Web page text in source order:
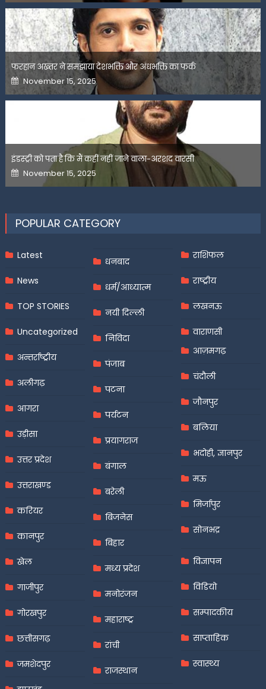
फरहान अख्तर ने समझाया देशभक्ति और अंधभक्ति का फर्क
Posted
on
November 15, 2025
इंडस्ट्री को पता है कि मैं कहीं नहीं जाने वाला-अरशद वारसी
Posted
on
November 15, 2025
POPULAR CATEGORY
Latest
News
TOP STORIES
Uncategorized
अन्तर्राष्ट्रीय
अलीगढ़
आगरा
उड़ीसा
उत्तर प्रदेश
उत्तराखण्ड
करियर
कानपुर
खेल
गाजीपुर
गोरखपुर
छत्तीसगढ़
जमशेदपुर
धनबाद
धर्म/आध्यात्म
नयी दिल्ली
निविदा
पंजाब
पटना
पर्यटन
प्रयागराज
बंगाल
बरेली
बिजनेस
बिहार
मध्य प्रदेश
मनोरंजन
महाराष्ट्र
रांची
राजस्थान
राशिफल
राष्ट्रीय
लखनऊ
वाराणसी
आज़मगढ़
चंदौली
जौनपुर
बलिया
भदोही, ज्ञानपुर
मऊ
मिर्जापुर
सोनभद्र
विज्ञापन
विडियो
सम्पादकीय
साप्ताहिक
स्वास्थ्य